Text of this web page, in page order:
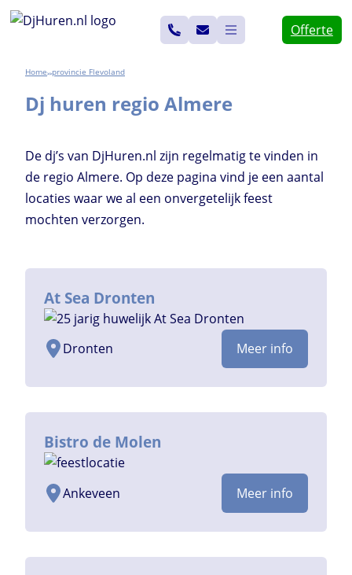
Ga
inhoud
Offerte
Home>> Flevoland
Dj huren regio Almere
De dj’s van DjHuren.nl zijn regelmatig te vinden in
de regio Almere. Op deze pagina vind je een aantal
locaties waar we al een onvergetelijk feest
mochten verzorgen.
At Sea Dronten
Dronten Meer info
Bistro de Molen
Ankeveen Meer info